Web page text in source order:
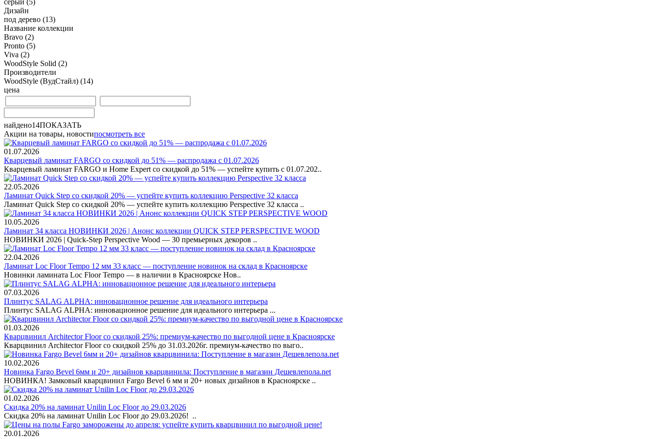
Дизайн
под дерево (13)
Название коллекции
Bravo (2)
Pronto (5)
Viva (2)
WoodStyle Solid (2)
Производители
WoodStyle (ВудСтайл) (14)
цена
найдено14ПОКАЗАТЬ
Акции на товары, новостипосмотреть все
01.07.2026
Кварцевый ламинат FARGO со скидкой до 51% — распродажа с 01.07.2026
Кварцевый ламинат FARGO и Home Expert со скидкой до 51% — успейте купить с 01.07.202..
22.05.2026
Ламинат Quick Step со скидкой 20% — успейте купить коллекцию Perspective 32 класса
Ламинат Quick Step со скидкой 20% — успейте купить коллекцию Perspective 32 класса ..
10.05.2026
Ламинат 34 класса НОВИНКИ 2026 | Анонс коллекции QUICK STEP PERSPECTIVE WOOD
НОВИНКИ 2026 | Quick-Step Perspective Wood — 30 премьерных декоров ..
22.04.2026
Ламинат Loc Floor Tempo 12 мм 33 класс — поступление новинок на склад в Красноярске
Новинки ламината Loc Floor Tempo — в наличии в Красноярске Нов..
07.03.2026
Плинтус SALAG ALPHA: инновационное решение для идеального интерьера
Плинтус SALAG ALPHA: инновационное решение для идеального интерьера ...
01.03.2026
Кварцвинил Architector Floor со скидкой 25%: премиум-качество по выгодной цене в Красноярске
Кварцвинил Architector Floor со скидкой 25% до 31.03.2026г. премиум-качество по выго..
10.02.2026
Новинка Fargo Bevel 6мм и 20+ дизайнов кварцвинила: Поступление в магазин Дешевлепола.net
НОВИНКА! Замковый кварцвинил Fargo Bevel 6 мм и 20+ новых дизайнов в Красноярске ..
01.02.2026
Скидка 20% на ламинат Unilin Loc Floor до 29.03.2026
Скидка 20% на ламинат Unilin Loc Floor до 29.03.2026! ..
20.01.2026